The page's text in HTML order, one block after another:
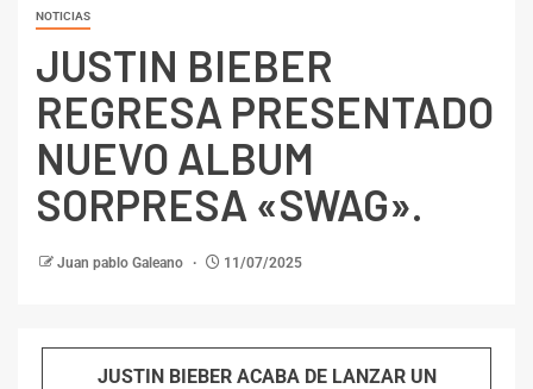
NOTICIAS
JUSTIN BIEBER
REGRESA PRESENTADO
NUEVO ALBUM
SORPRESA «SWAG».
Juan pablo Galeano 11/07/2025
JUSTIN BIEBER ACABA DE LANZAR UN